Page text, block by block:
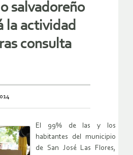
salvadoreño
la actividad
consulta
El 99% de las y los
habitantes del municipio
de San José Las Flores,